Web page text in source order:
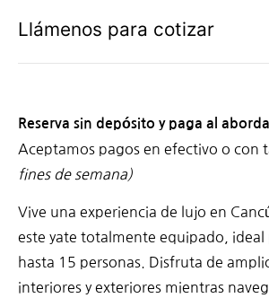
Llámenos para cotizar
Reserva sin depósito y paga al
Aceptamos pagos en efectivo o con
fines de semana)
Vive una experiencia de lujo en
este yate totalmente equipado, ideal
hasta 15 personas. Disfruta de
interiores y exteriores mientras